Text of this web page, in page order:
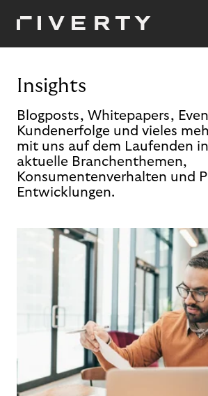
Insights
Blogposts, Whitepapers,
Kundenerfolge und vieles
mit uns auf dem Laufenden
aktuelle Branchenthemen,
Konsumentenverhalten und
Entwicklungen.